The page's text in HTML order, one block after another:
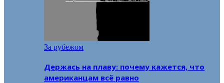
За рубежом
Держась на плаву: почему кажется, что
американцам всё равно